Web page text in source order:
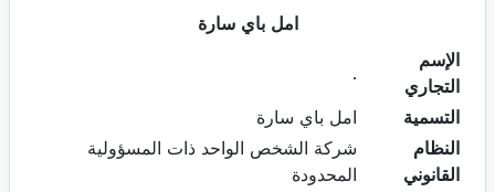
امل باي سارة
الإسم
التجاري
.
التسمية
امل باي سارة
النظام
القانوني
شركة الشخص الواحد ذات المسؤولية
المحدودة